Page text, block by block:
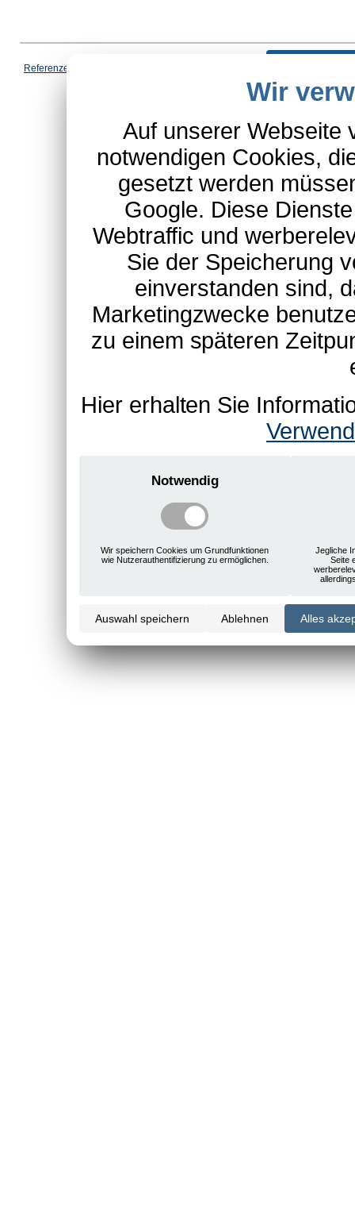
Referenzen
*Schulte-Hauptkatalog,
Wir
Auf unserer Webseite
notwendigen Cookies,
gesetzt werden
Google. Diese
Webtraffic und
Sie der Speicherung
einverstanden sind,
Marketingzwecke
zu einem späteren
Hier erhalten Sie
Notwendig
Wir speichern Cookies um Grundfunktionen
wie Nutzerauthentifizierung zu ermöglichen.
Jegliche
Seite
Auswahl speichern Ablehnen Alles